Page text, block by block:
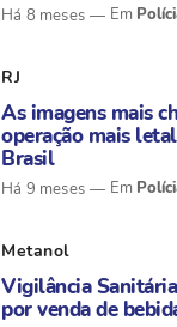
Há 8 meses
RJ
As imagens mais
operação mais
Brasil
Há 9 meses
Metanol
Vigilância
por venda de